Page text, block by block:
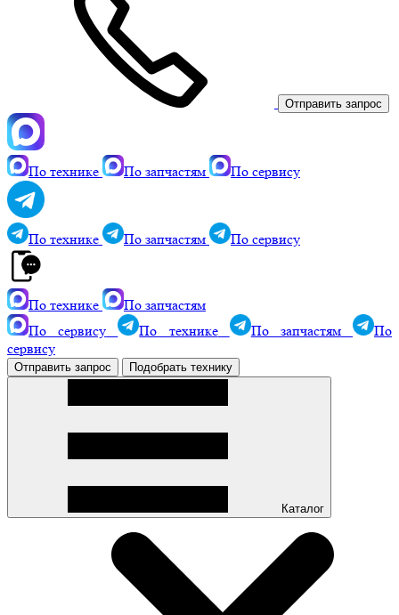
Отправить запрос
По технике По запчастям По сервису
По технике По запчастям По сервису
По технике
По запчастям
По сервису
По технике По запчастям
По
сервису
Отправить запрос Подобрать технику
Каталог